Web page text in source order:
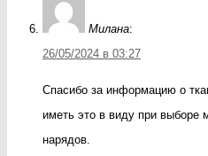
Милана:
26/05/2024 в 03:27
Спасибо за информацию о
иметь это в виду при выборе
нарядов.